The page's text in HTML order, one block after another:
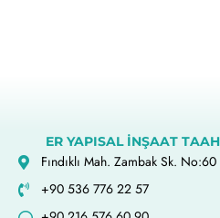
ER YAPISAL İNŞAAT
Fındıklı Mah. Zambak Sk.
+90 536 776 22 57